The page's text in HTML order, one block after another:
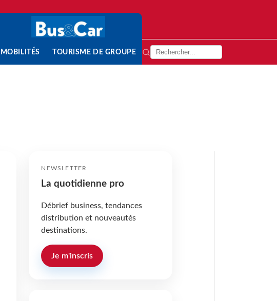
MOBILITÉS TOURISME DE GROUPE
NEWSLETTER
La quotidienne pro
Débrief business, tendances
distribution et nouveautés
destinations.
Je m'inscris